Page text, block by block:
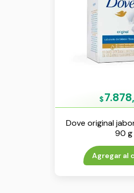
$
Dove original
90 g
Agregar al